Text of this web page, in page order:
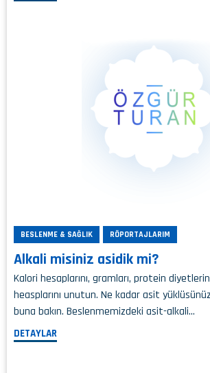
BESLENME & SAĞLIK RÖPORTAJLARIM
Alkali misiniz asidik mi?
Kalori hesaplarını, gramları, protein
heasplarını unutun. Ne kadar asit
buna bakın. Beslenmemizdeki asit-alkali…
DETAYLAR